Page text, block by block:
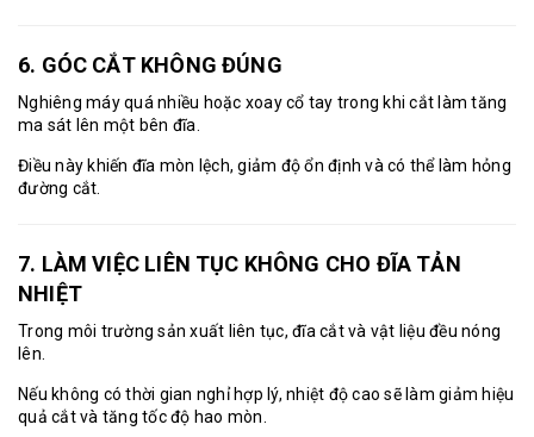
6. GÓC CẮT KHÔNG ĐÚNG
Nghiêng máy quá nhiều hoặc xoay cổ tay trong khi cắt làm tăng
ma sát lên một bên đĩa.
Điều này khiến đĩa mòn lệch, giảm độ ổn định và có thể làm hỏng
đường cắt.
7. LÀM VIỆC LIÊN TỤC KHÔNG CHO ĐĨA TẢN
NHIỆT
Trong môi trường sản xuất liên tục, đĩa cắt và vật liệu đều nóng
lên.
Nếu không có thời gian nghỉ hợp lý, nhiệt độ cao sẽ làm giảm hiệu
quả cắt và tăng tốc độ hao mòn.